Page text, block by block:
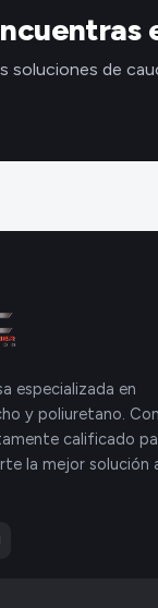
soluciones de
especializada en
y poliuretano.
calificado
la mejor solución